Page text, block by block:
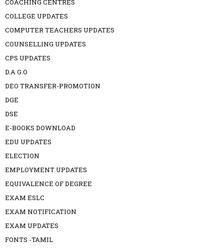
COACHING CENTRES
COLLEGE UPDATES
COMPUTER TEACHERS UPDATES
COUNSELLING UPDATES
CPS UPDATES
D.A G.O
DEO TRANSFER-PROMOTION
DGE
DSE
E-BOOKS DOWNLOAD
EDU UPDATES
ELECTION
EMPLOYMENT UPDATES
EQUIVALENCE OF DEGREE
EXAM ESLC
EXAM NOTIFICATION
EXAM UPDATES
FONTS -TAMIL